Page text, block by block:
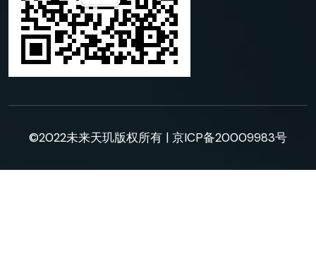
©2022未来天玑版权所有 | 京ICP备20009983号